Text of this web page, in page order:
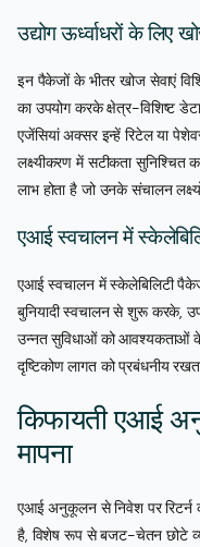
उद्योग ऊर्ध्वाधरों के
इन पैकेजों के भीतर खोज सेवाएं
का उपयोग करके क्षेत्र-विशिष्ट
एजेंसियां अक्सर इन्हें रिटेल या
लक्ष्यीकरण में सटीकता सुनिश्चित
लाभ होता है जो उनके संचालन
एआई स्वचालन में
एआई स्वचालन में स्केलेबिलिटी
बुनियादी स्वचालन से शुरू करके,
उन्नत सुविधाओं को आवश्यकताओं
दृष्टिकोण लागत को प्रबंधनीय
किफायती एआई
मापना
एआई अनुकूलन से निवेश पर रिटर्न
है, विशेष रूप से बजट-चेतन छोटे